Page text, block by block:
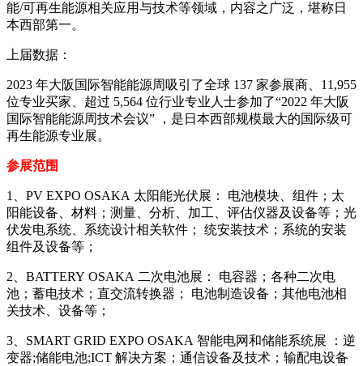
能/可再生能源相关应用与技术等领域，内容之广泛，堪称日
本西部第一。
上届数据：
2023 年大阪国际智能能源周吸引了全球 137 家参展商、11,955
位专业买家、超过 5,564 位行业专业人士参加了“2022 年大阪
国际智能能源周技术会议” ，是日本西部规模最大的国际级可
再生能源专业展。
参展范围
1、PV EXPO OSAKA 太阳能光伏展： 电池模块、组件；太
阳能设备、材料；测量、分析、加工、评估仪器及设备等；光
伏发电系统、系统设计相关软件； 统安装技术；系统的安装
组件及设备等；
2、BATTERY OSAKA 二次电池展： 电容器；各种二次电
池；蓄电技术；直交流转换器； 电池制造设备；其他电池相
关技术、设备等；
3、SMART GRID EXPO OSAKA 智能电网和储能系统展 ：逆
变器;储能电池;ICT 解决方案；通信设备及技术；输配电设备